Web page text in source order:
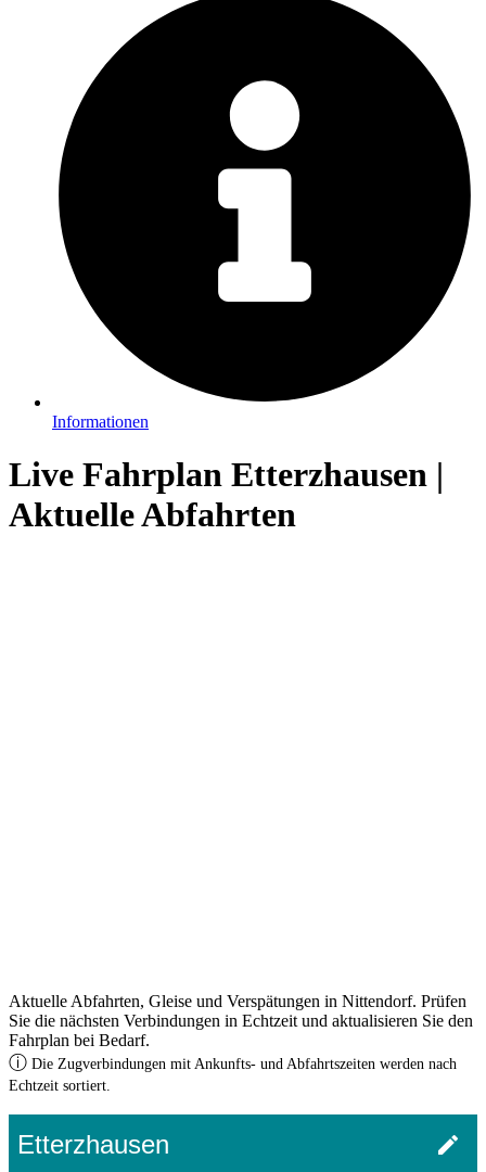
Informationen
Live Fahrplan Etterzhausen |
Aktuelle Abfahrten
Aktuelle Abfahrten, Gleise und Verspätungen in Nittendorf. Prüfen
Sie die nächsten Verbindungen in Echtzeit und aktualisieren Sie den
Fahrplan bei Bedarf.
ⓘ Die Zugverbindungen mit Ankunfts- und Abfahrtszeiten werden nach
Echtzeit sortiert.